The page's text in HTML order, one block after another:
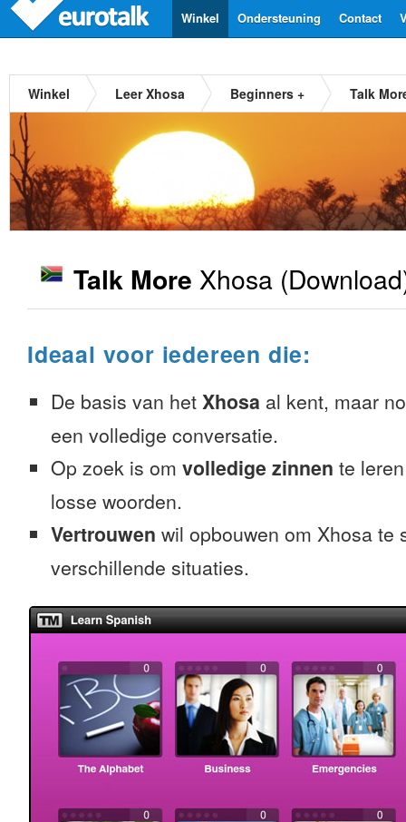
Contact
Ondersteuning
Winkel
Winkel Leer Xhosa Beginners + Talk
Talk More Xhosa
Ideaal voor iedereen die:
De basis van het Xhosa al kent, maar
een volledige conversatie.
Op zoek is om volledige zinnen te
losse woorden.
Vertrouwen wil opbouwen om Xhosa te
verschillende situaties.